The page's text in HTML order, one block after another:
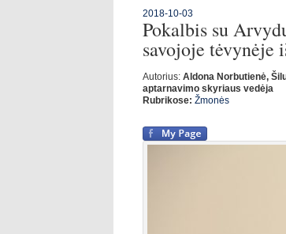
2018-10-03
Pokalbis su
savojoje tėvynėje
Autorius: Aldona Norbutienė,
aptarnavimo skyriaus vedėja
Rubrikose: Žmonės